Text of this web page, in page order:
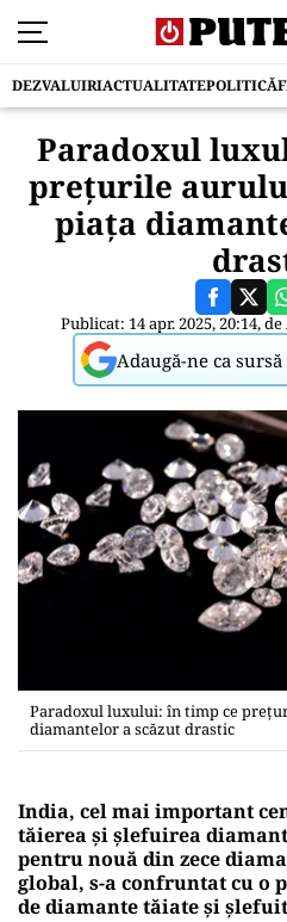
DEZVALUIRIACTUALITATEPOLITICĂ
Paradoxul
preţurile
piaţa
Publicat: 14 apr. 2025, 20:14, de
Adaugă-ne ca
Paradoxul luxului: în timp ce
diamantelor a scăzut drastic
India, cel mai important
tăierea şi şlefuirea
pentru nouă din zece
global, s-a confruntat cu o
de diamante tăiate şi